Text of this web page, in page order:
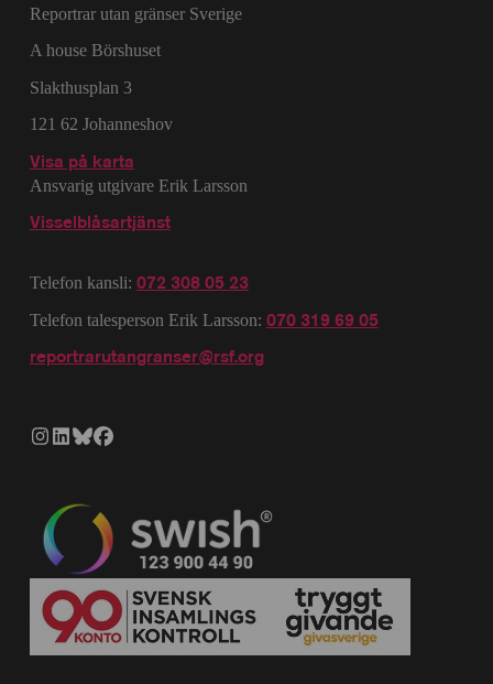
Reportrar utan gränser Sverige
A house Börshuset
Slakthusplan 3
121 62 Johanneshov
Visa på karta
Ansvarig utgivare Erik Larsson
Visselblåsartjänst
Telefon kansli: 072 308 05 23
Telefon talesperson Erik Larsson: 070 319 69 05
reportrarutangranser@rsf.org